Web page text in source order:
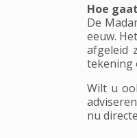
Hoe
De
eeuw.
afgeleid
tekening
Wilt u
nu